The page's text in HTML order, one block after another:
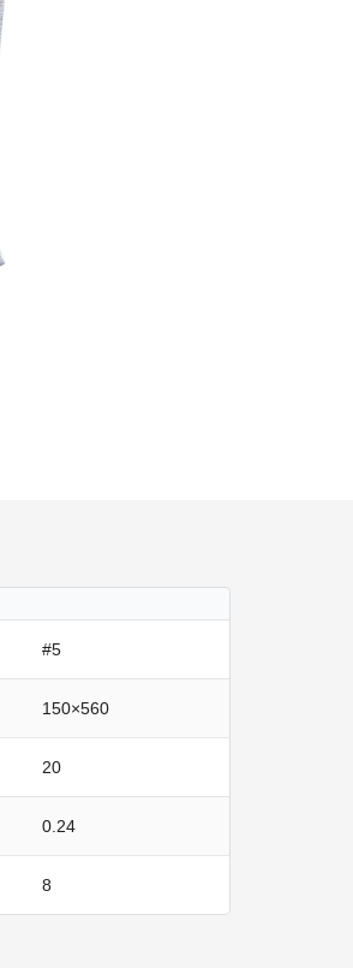
#5
150×560
20
0.24
8